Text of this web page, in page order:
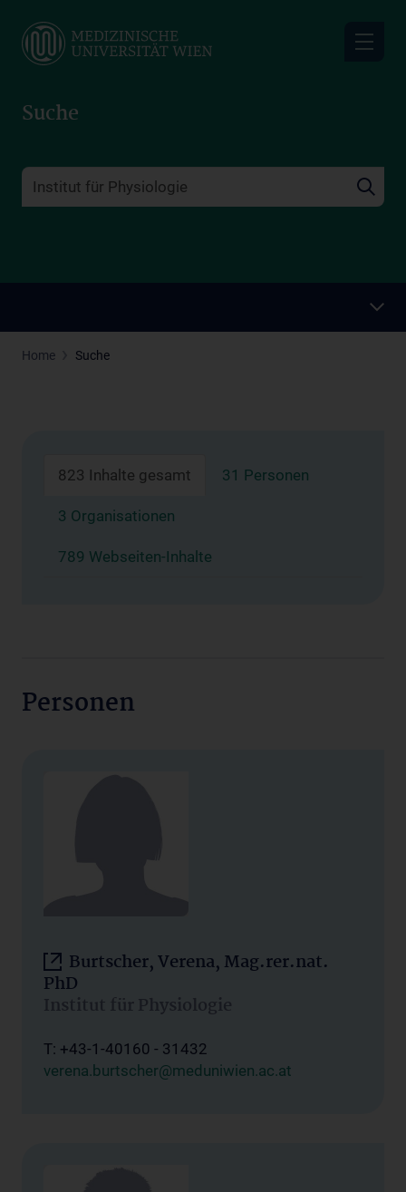
main
Suche
Home Suche
823 Inhalte gesamt 31 Personen
3 Organisationen
789 Webseiten-Inhalte
Personen
Burtscher, Verena, Mag.rer.nat.
PhD
Institut für Physiologie
T: +43-1-40160 - 31432
verena.burtscher@meduniwien.ac.at